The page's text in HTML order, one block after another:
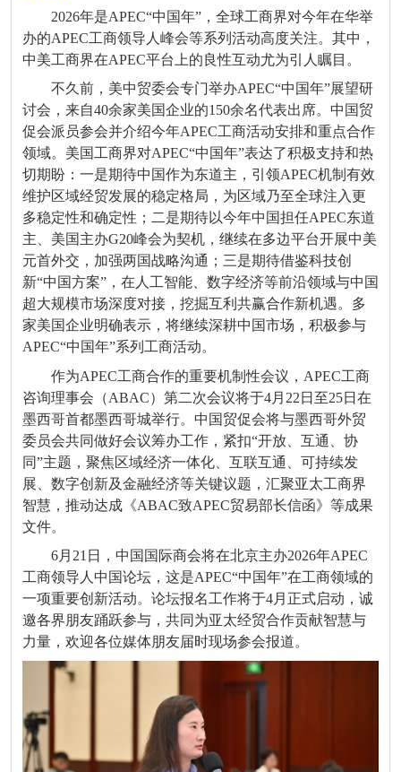
2026年是APEC“中国年”，全球工商界对今年在华举
办的APEC工商领导人峰会等系列活动高度关注。其中，
中美工商界在APEC平台上的良性互动尤为引人瞩目。
不久前，美中贸委会专门举办APEC“中国年”展望研
讨会，来自40余家美国企业的150余名代表出席。中国贸
促会派员参会并介绍今年APEC工商活动安排和重点合作
领域。美国工商界对APEC“中国年”表达了积极支持和热
切期盼：一是期待中国作为东道主，引领APEC机制有效
维护区域经贸发展的稳定格局，为区域乃至全球注入更
多稳定性和确定性；二是期待以今年中国担任APEC东道
主、美国主办G20峰会为契机，继续在多边平台开展中美
元首外交，加强两国战略沟通；三是期待借鉴科技创
新“中国方案”，在人工智能、数字经济等前沿领域与中国
超大规模市场深度对接，挖掘互利共赢合作新机遇。多
家美国企业明确表示，将继续深耕中国市场，积极参与
APEC“中国年”系列工商活动。
作为APEC工商合作的重要机制性会议， APEC工商
咨询理事会（ABAC）第二次会议将于4月 22 日至25日在
墨西哥首都墨西哥城举行。中国贸促会将与墨西哥外贸
委员会共同做好会议筹办工作，紧扣“开放、互通、协
同”主题，聚焦区域经济一体化、互联互通、可持续发
展、数字创新及金融经济等关键议题，汇聚亚太工商界
智慧，推动达成《ABAC致APEC贸易部长信函》等成果
文件。
6月 21 日，中国国际商会将在北京主办2026年APEC
工商领导人中国论坛，这是APEC“中国年”在工商领域的
一项重要创新活动。论坛报名工作将于4月正式启动，诚
邀各界朋友踊跃参与，共同为亚太经贸合作贡献智慧与
力量，欢迎各位媒体朋友届时现场参会报道。